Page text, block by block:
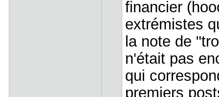
financier
extrémistes
la note de
n'était pas
qui
premiers